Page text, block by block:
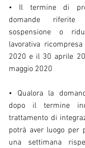
• Il termine di
domande
sospensione o
lavorativa
2020 e il 30 aprile
maggio 2020
• Qualora la
dopo il termine
trattamento di
potrà aver luogo per
una settimana